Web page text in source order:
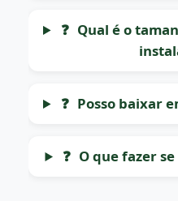
❓ Qual é o
❓ Posso baixar
❓ O que fazer